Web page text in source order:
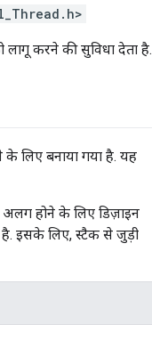
करने की सुविधा देता है.
लिए बनाया गया है. यह
होने के लिए डिज़ाइन
है. इसके लिए, स्टैक से जुड़ी